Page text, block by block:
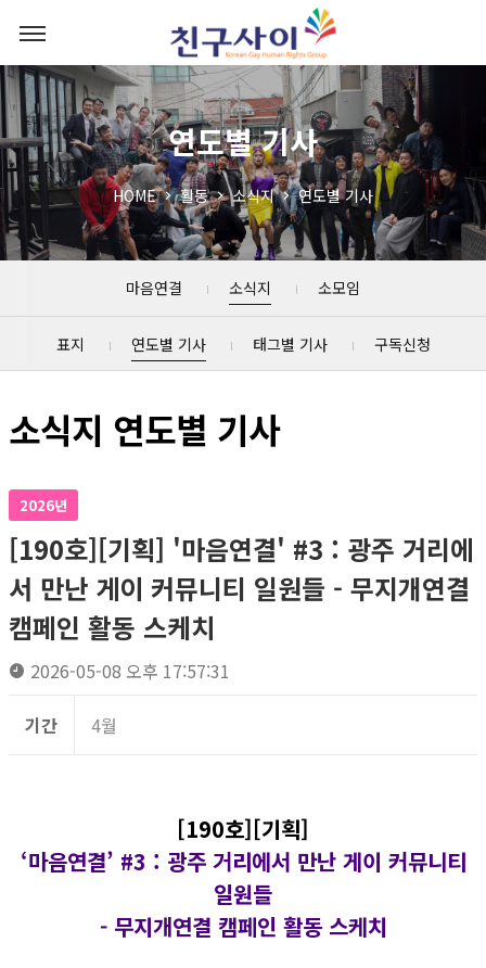
연도별 기사
HOME 활동 소식지 연도별 기사
마음연결 소식지 소모임
표지 연도별 기사 태그별 기사 구독신청
소식지 연도별 기사
2026년
[190호][기획] '마음연결' #3 : 광주 거리에
서 만난 게이 커뮤니티 일원들 - 무지개연결
캠페인 활동 스케치
2026-05-08 오후 17:57:31
기간 4월
[190호][기획]
‘마음연결’ #3 : 광주 거리에서 만난 게이 커뮤니티
일원들
- 무지개연결 캠페인 활동 스케치